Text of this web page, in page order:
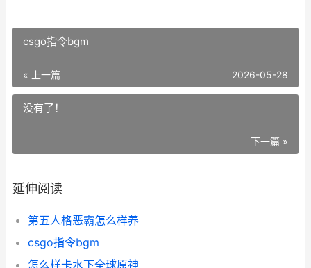
csgo指令bgm
« 上一篇 2026-05-28
没有了！
下一篇 »
延伸阅读
第五人格恶霸怎么样养
csgo指令bgm
怎么样卡水下全球原神